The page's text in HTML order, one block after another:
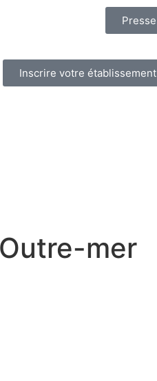
Presse
Inscrire votre établissement
mer